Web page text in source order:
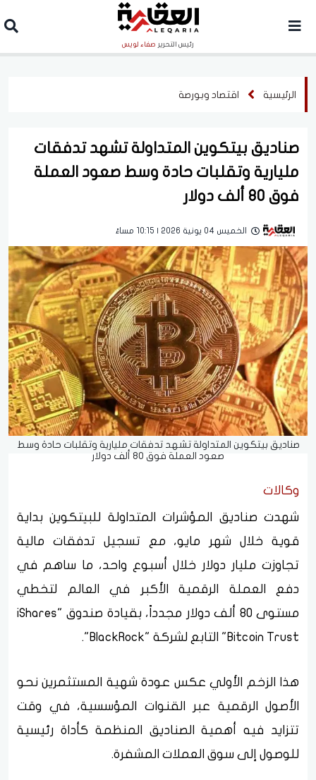
رئيس التحرير صفاء لويس
الرئيسية اقتصاد وبورصة
صناديق بيتكوين المتداولة تشهد تدفقات
مليارية وتقلبات حادة وسط صعود العملة
فوق 80 ألف دولار
الخميس 04 يونية 2026 | 10:15 مساءً
صناديق بيتكوين المتداولة تشهد تدفقات مليارية وتقلبات حادة وسط
صعود العملة فوق 80 ألف دولار
وكالات
شهدت صناديق المؤشرات المتداولة للبيتكوين بداية
قوية خلال شهر مايو، مع تسجيل تدفقات مالية
تجاوزت مليار دولار خلال أسبوع واحد، ما ساهم في
دفع العملة الرقمية الأكبر في العالم لتخطي
مستوى 80 ألف دولار مجدداً، بقيادة صندوق "iShares
Bitcoin Trust" التابع لشركة "BlackRock".
هذا الزخم الأولي عكس عودة شهية المستثمرين نحو
الأصول الرقمية عبر القنوات المؤسسية، في وقت
تتزايد فيه أهمية الصناديق المنظمة كأداة رئيسية
للوصول إلى سوق العملات المشفرة.